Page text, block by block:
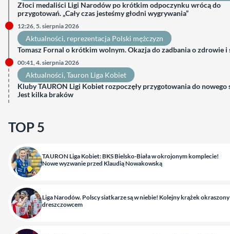
Złoci medaliści Ligi Narodów po krótkim odpoczynku wrócą do
przygotowań. „Cały czas jesteśmy głodni wygrywania”
12:26, 5. sierpnia 2026
Aktualności, reprezentacja Polski mężczyzn
Tomasz Fornal o krótkim wolnym. Okazja do zadbania o zdrowie i
00:41, 4. sierpnia 2026
Aktualności, Tauron Liga Kobiet
Kluby TAURON Ligi Kobiet rozpoczęły przygotowania do nowego
Jest kilka braków
TOP 5
TAURON Liga Kobiet: BKS Bielsko-Biała w okrojonym komplecie!
Nowe wyzwanie przed Klaudią Nowakowską
Liga Narodów. Polscy siatkarze są w niebie! Kolejny krążek okraszony
dreszczowcem